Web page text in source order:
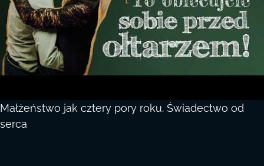
Małżeństwo jak cztery pory roku. Świadectwo od
serca